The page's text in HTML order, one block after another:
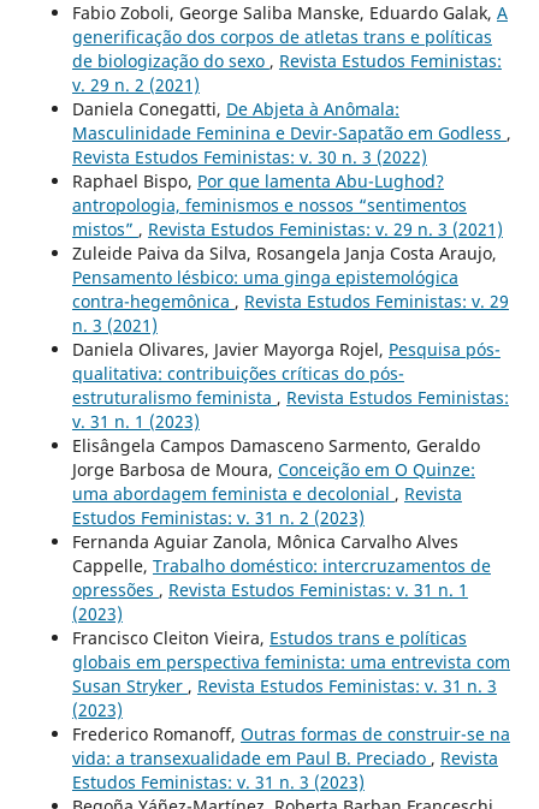
Fabio Zoboli, George Saliba Manske, Eduardo Galak, A
generificação dos corpos de atletas trans e políticas
de biologização do sexo , Revista Estudos Feministas:
v. 29 n. 2 (2021)
Daniela Conegatti, De Abjeta à Anômala:
Masculinidade Feminina e Devir-Sapatão em Godless ,
Revista Estudos Feministas: v. 30 n. 3 (2022)
Raphael Bispo, Por que lamenta Abu-Lughod?
antropologia, feminismos e nossos “sentimentos
mistos” , Revista Estudos Feministas: v. 29 n. 3 (2021)
Zuleide Paiva da Silva, Rosangela Janja Costa Araujo,
Pensamento lésbico: uma ginga epistemológica
contra-hegemônica , Revista Estudos Feministas: v. 29
n. 3 (2021)
Daniela Olivares, Javier Mayorga Rojel, Pesquisa pós-
qualitativa: contribuições críticas do pós-
estruturalismo feminista , Revista Estudos Feministas:
v. 31 n. 1 (2023)
Elisângela Campos Damasceno Sarmento, Geraldo
Jorge Barbosa de Moura, Conceição em O Quinze:
uma abordagem feminista e decolonial , Revista
Estudos Feministas: v. 31 n. 2 (2023)
Fernanda Aguiar Zanola, Mônica Carvalho Alves
Cappelle, Trabalho doméstico: intercruzamentos de
opressões , Revista Estudos Feministas: v. 31 n. 1
(2023)
Francisco Cleiton Vieira, Estudos trans e políticas
globais em perspectiva feminista: uma entrevista com
Susan Stryker , Revista Estudos Feministas: v. 31 n. 3
(2023)
Frederico Romanoff, Outras formas de construir-se na
vida: a transexualidade em Paul B. Preciado , Revista
Estudos Feministas: v. 31 n. 3 (2023)